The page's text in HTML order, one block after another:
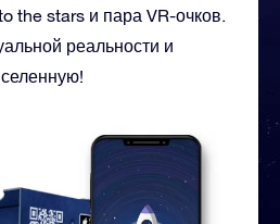
the stars и пара VR-очков.
реальности и